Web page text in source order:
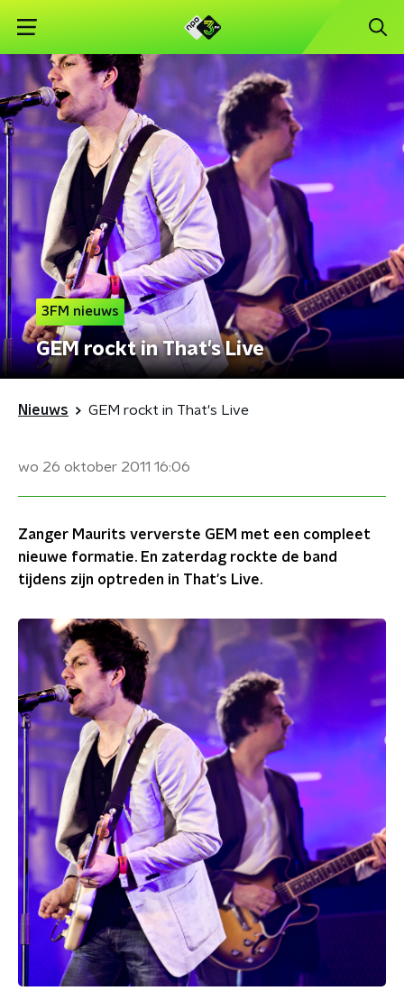
3FM nieuws
GEM rockt in That's Live
Nieuws GEM rockt in That's Live
wo 26 oktober 2011 16:06
Zanger Maurits ververste GEM met een compleet
nieuwe formatie. En zaterdag rockte de band
tijdens zijn optreden in That's Live.